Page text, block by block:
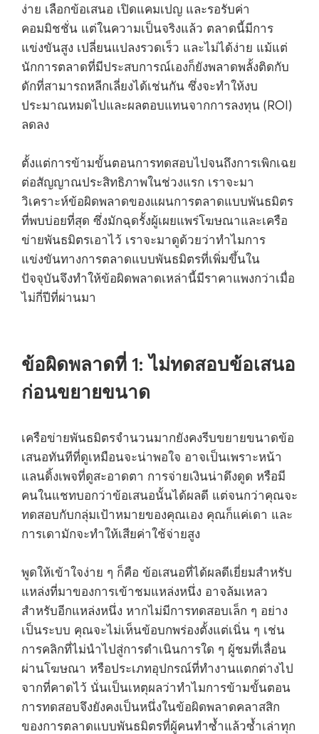
ง่าย เลือกข้อเสนอ เปิดแคมเปญ และรอรับค่า
คอมมิชชั่น แต่ในความเป็นจริงแล้ว ตลาดนี้มีการ
แข่งขันสูง เปลี่ยนแปลงรวดเร็ว และไม่ได้ง่าย แม้แต่
นักการตลาดที่มีประสบการณ์เองก็ยังพลาดพลั้งติดกับ
ดักที่สามารถหลีกเลี่ยงได้เช่นกัน ซึ่งจะทำให้งบ
ประมาณหมดไปและผลตอบแทนจากการลงทุน (ROI)
ลดลง
ตั้งแต่การข้ามขั้นตอนการทดสอบไปจนถึงการเพิกเฉย
ต่อสัญญาณประสิทธิภาพในช่วงแรก เราจะมา
วิเคราะห์ข้อผิดพลาดของแผนการตลาดแบบพันธมิตร
ที่พบบ่อยที่สุด ซึ่งมักฉุดรั้งผู้เผยแพร่โฆษณาและเครือ
ข่ายพันธมิตรเอาไว้ เราจะมาดูด้วยว่าทำไมการ
แข่งขันทางการตลาดแบบพันธมิตรที่เพิ่มขึ้นใน
ปัจจุบันจึงทำให้ข้อผิดพลาดเหล่านี้มีราคาแพงกว่าเมื่อ
ไม่กี่ปีที่ผ่านมา
ข้อผิดพลาดที่ 1: ไม่ทดสอบข้อเสนอ
ก่อนขยายขนาด
เครือข่ายพันธมิตรจำนวนมากยังคงรีบขยายขนาดข้อ
เสนอทันทีที่ดูเหมือนจะน่าพอใจ อาจเป็นเพราะหน้า
แลนดิ้งเพจที่ดูสะอาดตา การจ่ายเงินน่าดึงดูด หรือมี
คนในแชทบอกว่าข้อเสนอนั้นได้ผลดี แต่จนกว่าคุณจะ
ทดสอบกับกลุ่มเป้าหมายของคุณเอง คุณก็แค่เดา ​​และ
การเดามักจะทำให้เสียค่าใช้จ่ายสูง
พูดให้เข้าใจง่าย ๆ ก็คือ ข้อเสนอที่ได้ผลดีเยี่ยมสำหรับ
แหล่งที่มาของการเข้าชมแหล่งหนึ่ง อาจล้มเหลว
สำหรับอีกแหล่งหนึ่ง หากไม่มีการทดสอบเล็ก ๆ อย่าง
เป็นระบบ คุณจะไม่เห็นข้อบกพร่องตั้งแต่เนิ่น ๆ เช่น
การคลิกที่ไม่นำไปสู่การดำเนินการใด ๆ ผู้ชมที่เลื่อน
ผ่านโฆษณา หรือประเภทอุปกรณ์ที่ทำงานแตกต่างไป
จากที่คาดไว้ นั่นเป็นเหตุผลว่าทำไมการข้ามขั้นตอน
การทดสอบจึงยังคงเป็นหนึ่งในข้อผิดพลาดคลาสสิก
ของการตลาดแบบพันธมิตรที่ผู้คนทำซ้ำแล้วซ้ำเล่าทุก